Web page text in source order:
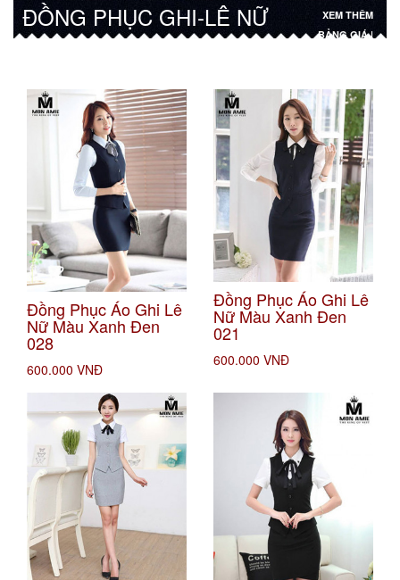
ĐỒNG PHỤC GHI-LÊ NỮ
XEM THÊM
BẢNG GIÁ |
Đồng Phục Áo Ghi Lê
Nữ Màu Xanh Đen
028
600.000 VNĐ
Đồng Phục Áo Ghi Lê
Nữ Màu Xanh Đen
021
600.000 VNĐ